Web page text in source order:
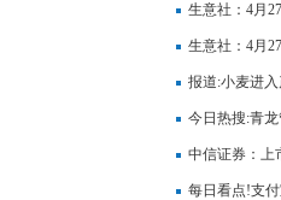
沦为富人游戏
生意社：4月
生意社：4月
播报
报道:小麦进
今日热搜:青
单锁定未来成
中信证券：上
势 预计全年
每日看点!支